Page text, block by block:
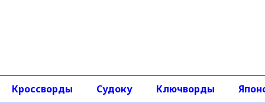
Кроссворды Судоку Ключворды